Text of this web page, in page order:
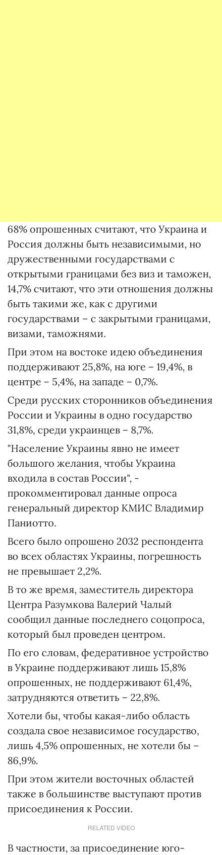
68% опрошенных считают, что Украина и
Россия должны быть независимыми, но
дружественными государствами с
открытыми границами без виз и таможен,
14,7% считают, что эти отношения должны
быть такими же, как с другими
государствами – с закрытыми границами,
визами, таможнями.
При этом на востоке идею объединения
поддерживают 25,8%, на юге – 19,4%, в
центре – 5,4%, на западе – 0,7%.
Среди русских сторонников объединения
России и Украины в одно государство
31,8%, среди украинцев – 8,7%.
"Население Украины явно не имеет
большого желания, чтобы Украина
входила в состав России", -
прокомментировал данные опроса
генеральный директор КМИС Владимир
Паниотто.
Всего было опрошено 2032 респондента
во всех областях Украины, погрешность
не превышает 2,2%.
В то же время, заместитель директора
Центра Разумкова Валерий Чалый
сообщил данные последнего соцопроса,
который был проведен центром.
По его словам, федеративное устройство
в Украине поддерживают лишь 15,8%
опрошенных, не поддерживают 61,4%,
затрудняются ответить – 22,8%.
Хотели бы, чтобы какая-либо область
создала свое независимое государство,
лишь 4,5% опрошенных, не хотели бы –
86,9%.
При этом жители восточных областей
также в большинстве выступают против
присоединения к России.
RELATED VIDEO
В частности, за присоединение юго-